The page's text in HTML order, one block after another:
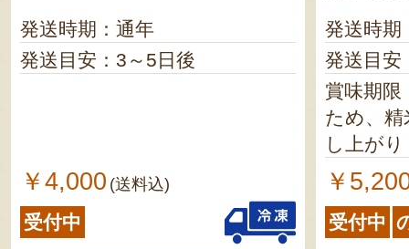
発送時期：通年
発送目安：3～5日後
￥4,000 (送料込)
受付中
発送時期
発送目安
賞味期限
ため、
し上が
￥
受付中